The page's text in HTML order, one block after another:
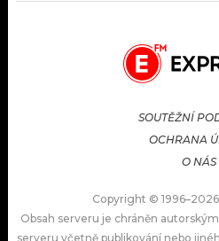
SOUTĚŽNÍ
OCHRANA
O NÁS
Copyright ©
Obsah serveru je chráněn
serveru včetně publikování nebo